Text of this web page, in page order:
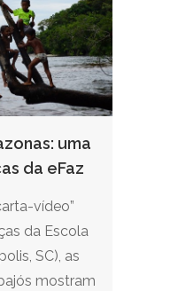
uma
da eFaz
vídeo”
da Escola
SC), as
mostram